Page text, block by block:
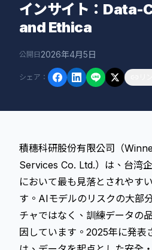
インサイト：
and Ethica
公開日 2026年4月5日
シェア ：
積穗科研股份有限公司（
Services Co. Ltd.）は、台湾
において最も見落とされやす
す。AIモデルのリスクの大部
チャではなく、訓練データの
因しています。2025年に発表